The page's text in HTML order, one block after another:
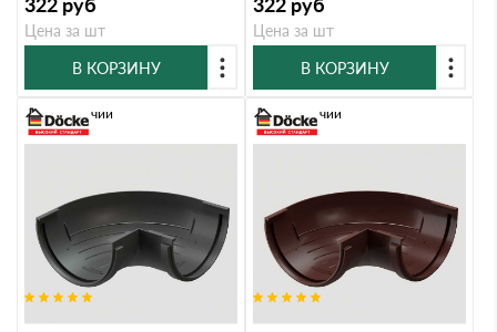
Цена за шт
В КОРЗИНУ
Цена за шт
В КОРЗИНУ
Угловой элемент 90° внешний
В наличии
Угловой элемент 90° внешний
В наличии